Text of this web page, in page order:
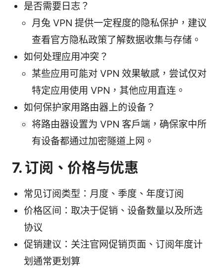
是否需要日志？
月兔 VPN 提供一定程度的隐私保护，建议
查看官方隐私政策了解数据收集与存储。
如何处理应用冲突？
某些应用可能对 VPN 效果敏感，尝试仅对
特定应用使用 VPN，其他应用直连。
如何保护家用路由器上的设备？
将路由器设置为 VPN 客户端，确保家中所
有设备都通过加密隧道上网。
7. 订阅、价格与优惠
常见订阅类型：月度、季度、年度订阅
价格区间：取决于促销、设备数量以及所选
协议
促销建议：关注官网促销页面、订阅年度计
划通常更划算